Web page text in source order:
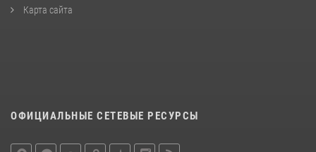
Карта сайта
ОФИЦИАЛЬНЫЕ СЕТЕВЫЕ РЕСУРСЫ